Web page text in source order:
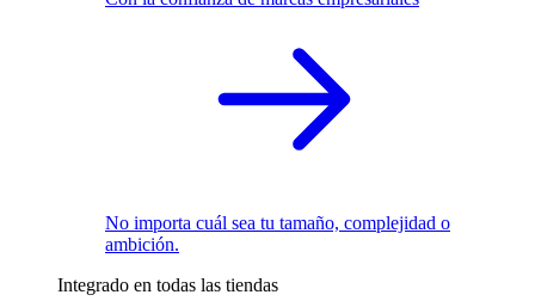
No importa cuál sea tu tamaño, complejidad o
ambición.
Integrado en todas las tiendas